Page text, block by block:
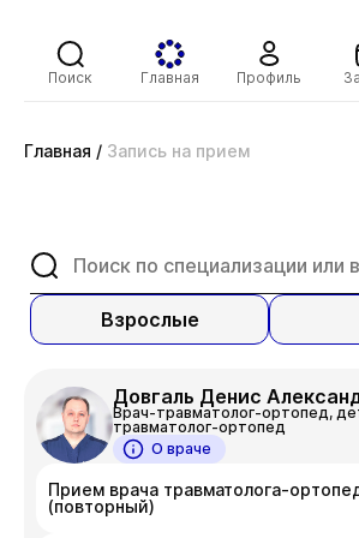
Поиск Главная Профиль
Главная / Запись на прием
Взрослые
Довгаль Денис
Врач-травматолог-ортопед,
травматолог-ортопед
О враче
Прием врача травматолога-
(повторный)